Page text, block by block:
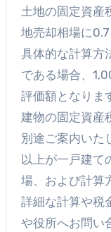
土地の固定資産
地売却相場に
具体的な計算方
である場合、
評価額となりま
建物の固定資産
別途ご案内いた
以上が一戸建て
場、および計算
詳細な計算や税
や役所へお問い